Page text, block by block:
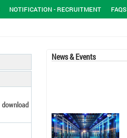
NOTIFICATION - RECRUITMENT FAQS
download
News & Events